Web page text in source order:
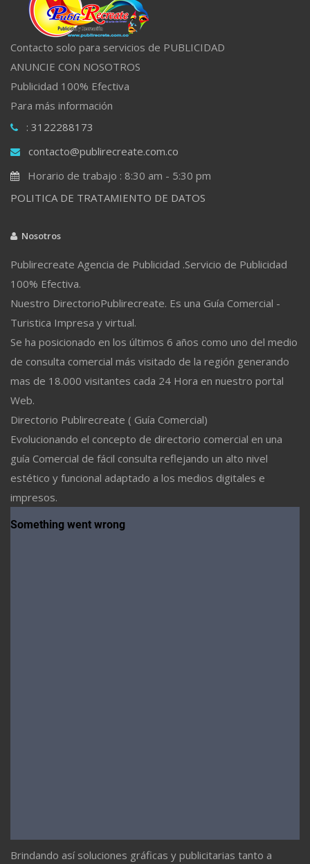
Contacto solo para servicios de PUBLICIDAD
ANUNCIE CON NOSOTROS
Publicidad 100% Efectiva
Para más información
: 3122288173
contacto@publirecreate.com.co
Horario de trabajo : 8:30 am - 5:30 pm
POLITICA DE TRATAMIENTO DE DATOS
Nosotros
Publirecreate Agencia de Publicidad .Servicio de Publicidad
100% Efectiva.
Nuestro DirectorioPublirecreate. Es una Guía Comercial -
Turistica Impresa y virtual.
Se ha posicionado en los últimos 6 años como uno del medio
de consulta comercial más visitado de la región generando
mas de 18.000 visitantes cada 24 Hora en nuestro portal
Web.
Directorio Publirecreate ( Guía Comercial)
Evolucionando el concepto de directorio comercial en una
guía Comercial de fácil consulta reflejando un alto nivel
estético y funcional adaptado a los medios digitales e
impresos.
Brindando así soluciones gráficas y publicitarias tanto a